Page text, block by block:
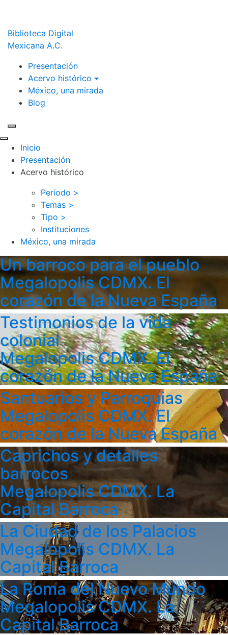
Biblioteca Digital
Mexicana A.C.
Presentación
Acervo histórico
México, una mirada
Blog
Inicio
Presentación
Acervo histórico
Período >
Temas >
Tipo >
Instituciones
México, una mirada
Un barroco para el pueblo
Megalopolis CDMX. El
corazón de la Nueva España
Testimonios de la vida
colonial
Megalopolis CDMX. El
corazón de la Nueva España
Santuarios y Parroquias
Megalopolis CDMX. El
corazón de la Nueva España
Caprichos y detalles
barrocos
Megalopolis CDMX. La
Capital Barroca
La Ciudad de los Palacios
Megalopolis CDMX. La
Capital Barroca
La Roma del Nuevo Mundo
Megalopolis CDMX. La
Capital Barroca